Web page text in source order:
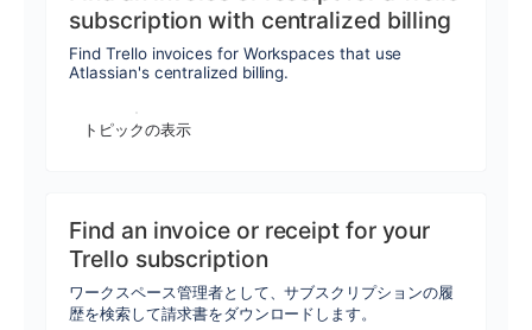
subscription with centralized billing
Find Trello invoices for Workspaces that use
Atlassian's centralized billing.
トピックの表示
Find an invoice or receipt for your
Trello subscription
ワークスペース管理者として、サブスクリプションの履
歴を検索して請求書をダウンロードします。